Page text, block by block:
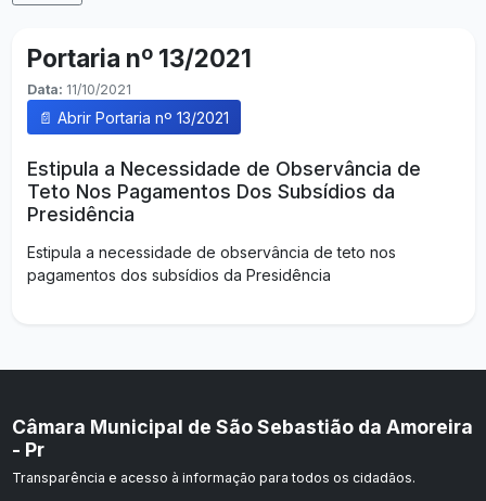
Portaria nº 13/2021
Data: 11/10/2021
📄 Abrir Portaria nº 13/2021
Estipula a Necessidade de Observância de
Teto Nos Pagamentos Dos Subsídios da
Presidência
Estipula a necessidade de observância de teto nos
pagamentos dos subsídios da Presidência
Câmara Municipal de São Sebastião da Amoreira
- Pr
Transparência e acesso à informação para todos os cidadãos.